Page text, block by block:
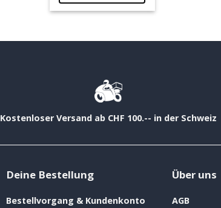
Kostenloser Versand ab CHF 100.-- in der Schweiz
Deine Bestellung
Bestellvorgang & Kundenkonto
Über uns
AGB